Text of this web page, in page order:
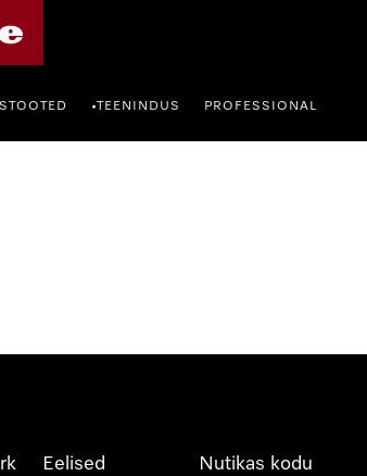
•TEENINDUS PROFESSIONAL
Eelised Nutikas kodu